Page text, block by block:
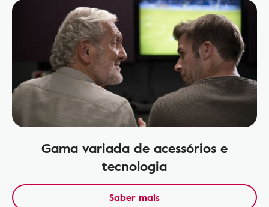
Gama variada de acessórios e
tecnologia
Saber mais